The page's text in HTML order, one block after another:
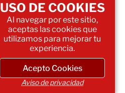
USO DE COOKIES
Al navegar por este sitio,
aceptas las cookies que
utilizamos para mejorar tu
experiencia.
Acepto Cookies
Aviso de privacidad